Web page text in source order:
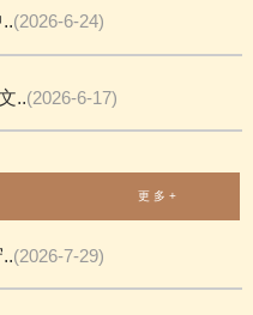
(2026-6-24)
..(2026-6-17)
更 多 +
(2026-7-29)